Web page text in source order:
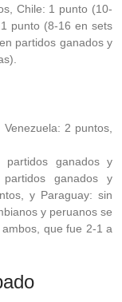
Chile: 1 punto (10-
punto (8-16 en sets
partidos ganados y
2 puntos,
ganados y
ganados y
y Paraguay: sin
y peruanos se
que fue 2-1 a